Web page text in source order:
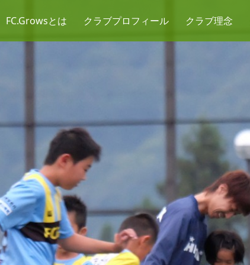
FC.Growsとは クラブプロフィール クラブ理念